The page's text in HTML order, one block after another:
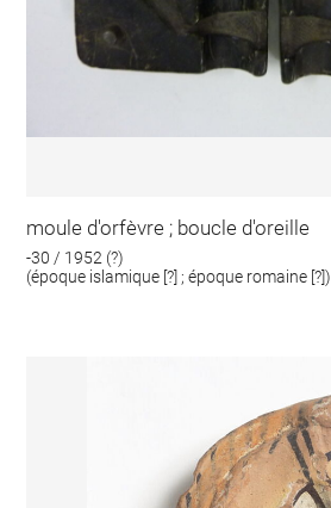
moule d'orfèvre ; boucle d'oreille
-30 / 1952 (?)
(époque islamique [?] ; époque romaine [?])